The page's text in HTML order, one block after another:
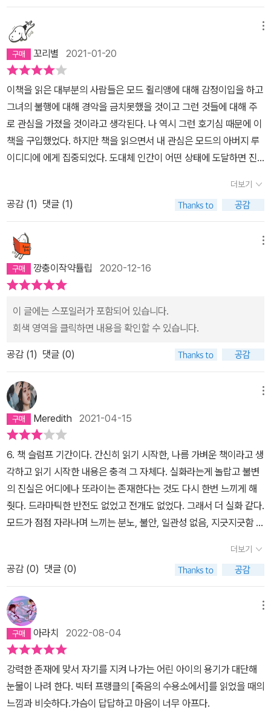
가면서도 인격이 형성되지도 않은 어린 시절에 아버지가 구축한한 세
계 안에 갖혀 삶을 박탈 당한 주인공 '모드'의 삶이 너무나 안타깝게
느껴졌다. '나는 아버지를 실망시키지 않기 위해서 수없이 많은 나 자
신의 결점들과 싸운다.' (P. 38)'진짜 슬픔은 다른 데 있다. 아무도 모
르게, 나는 초라한 삶을 동경한다. 나는 아버지를 배신한 딸이다.' (P.
183) 인간은 인간이기 때문에 필연적으로 유토피아를 꿈꿀 수 밖에
없다. 인간은 현재의 삶을 딛고 더 나은 삶을 꿈꾸는 존재이기 때문이
다. 유토피아는 부조리한 현실에 대한 대안으로서 바람직한 사회나
미래에 달성해야 할 모델이 되는 것이다. 이런 의미에서 유토피아니
즘은 기본적으로 희망의 철학이다. 하지만 사회구성원 모두가 동의하
는 유토피아는 존재할 수 없다는 점에서 유토피아는 절망을 내포하는
것이기도 하다. 특정 개인이나 집단이 자신이 주장하는 유토피아를
아로 변질될 수 있다. 누군가 바람직한 미래가 무엇인지에 대한 자신
의 생각을 그것을 거부하는 타인에게 강요할 때 비극이 시작되는 것
이다. 모드는 절대적인 아버지가 구축한 좁고 빈틈없는 세계 안에서
앞에서 아무런 의지와 생각 없이 지체없이 땅에 구멍을 파야하는 나
스로를 학대할 때 언제, 얼마동안 자신에게 벌을 줄 것인지 밖에 없었
다.하지만 이러한 절망적 상황 속에서도 삶은 유지될 수 있었다. 인간
적인 삶이 불가능한 척박한 환경 속에서도 모드의 영혼은 잠식 당하
적인 인간관계를 맺고 유지하는게 불가능한 상황... 그 텅빈 침묵 속에
서 모드는 동물들에게서 놀라운 위안을 얻는다. 인간적인 교류와 유
대관계는 없었지만 모드는 절망적인 유년기 동안 자신과 함께했던
개, 조랑말, 오리와 조건 없는 사랑을 주고 받았다. 또한, 책과 음악을
통해 아버지가 구축한 세계에 대항할 수 있는 길을 발견했다. <몬테
크리스토 백작>의 에드몽 당테스와 <변신>의 그레고리 잠자, 도스토
예프스키의 <지하로부터의 수기>를 읽고 용기를 얻었고, 리스트의 <
헝가리 랩소디>를 들으며 다른 세상을 꿈꿨다. 절망적 환경 속에서도
인간은 사랑과 무한한 상상력을 통해 인간성의 회복과 자유를 지향할
삶은 예측불가능한 정글과도 같다. 정글은 인간의 인식의 영역을 넘
어서는 거대한 세계이자 인간을 구속하고 제약하는 현실이다. 인간은
삶과 죽음을 모두 포용하고 있는 정글에서 절대 벗어날 수 없다. 인간
이라는 존재 자체가 불완전하고 불안정한 환경 속에 놓여있기 때문이
다. 하지만, 인간은 두려움과 공포에 휩싸여 절망 속에서만 머무르진
않는다. 때론 환경에 순응하고 적응하면서, 또 때론 맞서 싸우고 극복
하면서 삶을 이어 나간다. 정글과 같은 삶을 살아가며 피할 수 없는 상
실과 결핍, 아픔들은 자연스럽게 삶의 한 부분으로 녹아 든다. 인생을
살아가는 간다는 것은 어쩌면 조금씩 퇴보하고 소멸해가는 과정인지
도 모른다. 하지만 인간이 죽음을 예정하고 있는 유한한 존재라는 것
전히 여섯 살, 자신을 지키지 못하는 여섯 살이다.그렇지만 모드는 성
장한다. 그런 지옥 같은 곳에서도 꿈을 꾼다. 꿈을 꾸고 글을 쓰고, 악
기를 연주한다. 모드를 견디게 한 것은, 조건 없는 사랑을 준 강아지
린다와 늙은 말 아르튀르와 오리 피투. 그리고 모드를 품어 주고 사랑
을 주고받은 동물들과 책 속의 등장인물들이다.별거 없다. 맛있는 걸
먹고, 사랑하는 사람들과 마음을 주고받으며, 간혹 상처도 받지만 돌
아올 곳 집이 있는 사람들. 그래서 그들은 살아간다. 어린 시절 보호받
았던 기억들, 행복했던 그 시절이 나이 들어 지치고 힘들 때 안식처가
지 않을까. 모드에겐 돌아 갈 곳도, 마음의 안식처도 없다. 지옥에서
빠져 나온 것. 세상이 아무리 차갑고 냉혹해도 내 부모만큼이지 않을
것. 돌아갈 곳도 치유할 만한 추억도 없는 모드를 지켜준 건 동물들과
낯선 이들의 선함이다.“인간은 더 없이 사악하고, 세상은 더 없이 위
험하다”라며 철책을 두르고 아내와 모드를 가둔 아버지는 그 누구보
다 모드에게 사악하고 위험한 존재다. 그런 아버지에게 첫 번째로 사
육당한 어머니는 모드와 연대하며 탈출하기 보단, 아버지의 공범자가
된다.지옥같은 나치 수용소에 대한 기록이나 소설들이 많다. 그 이야
기 속 주인공들은 하나같이 모드처럼 훈련을 받고 세상에 무심한 듯
우려 노력했고, 마지막까지 가족과 삶에 대한 사랑을 놓지 않았고, 무
수한 아름다음 추억들을 붙잡아 잠들고 꿈꿨다. 그렇게 지옥 같은 수
용소에서의 하루 하루를 이겨냈다.반대로 모드는 그 지옥같은 집에서
탈출하며 하루하루를 새롭게 살아가며, 그 밝음으로 과거의 어린 시
절 상처를 치유하는 중이다. 여전히 시간에 맞춰 벌떡 일어나고, 식은
땀을 흘리며 악몽을 꾸지만, 타인들을 치유하고 같이 공감하며 조금
씩 나아가고 있는 중. 모드의 영혼은 누군가의 글귀처럼 강철날개를
가지고 날아가고 있다.(작가분은 1957년생 붉은닭띠다)
모든 것이 만약을 위한 훈련이라는 태도에 정말 화가 났습니다. 아이
에게 가해지는 다른이들의 폭력, 폭행, 성폭행 까지도 외면하는 부모
라니. 그 모든 시기를 이겨 내고 탈출하여 자신의 이야기를 쓴 작가라
는 설명을 읽고도 너무 힘든 시간이었습니다.모드를 살게 하고, 버티
게 해준 동물들이 없었다면 아마 생을 포기했을 것 같습니다.
꼬리별 2021-01-20
이책을 읽은 대부분의 사람들은 모드 쥘리앵에 대해 감정이입을 하고
그녀의 불행에 대해 경악을 금치못했을 것이고 그런 것들에 대해 주
로 관심을 가졌을 것이라고 생각된다. 나 역시 그런 호기심 때문에 이
책을 구입했었다. 하지만 책을 읽으면서 내 관심은 모드의 아버지 루
이디디에 에게 집중되었다. 도대체 인간이 어떤 상태에 도달하면 진
디에에게 면죄부를 주고 싶은 생각은 없지만 아무튼 나는 그가 어떤
사람인가가 무척 궁금했다.루이 디디에는 1902년에 태어났고 몰인
정한 아버지 밑에서 자랐다. 열두살에 닥친 1차세계대전 동안에 두려
움과 굶주림을 겪었고 이후에는 사업에 성공해큰돈을 벌었지만 다시
닥친 2차 세계대전으로 나치독일의 힘앞에 심한 공포와 직접겪진 않
았지만 나치수용소의 비극으로 지우지 못할 상처를 가지게 됬다. 세
상에 여러번 실망했고 여러번 배신당했다.프리메이슨의 교리를 받아
들여 고위간부로 활동하면서 이 세상이 타락했고 어두운 힘의 먹이가
되어버렸다는 영적 관점을 지니게 됬다. 그래서 그는 인류를 일으켜
원대한 계획을 세우게 된다. 그가 딸에게 세뇌시켰던 말은 '인간은 더
없이 사악하고 , 세상은 더없이 위험하다. 이땅은 나약함과 비겁함으
로 인해 쉽게 배신자가 되는 나약하고 비겁한자들로 가득차 있다''절
대절대절대 아무도 믿어서는 안된다. 어떤것이 너를 위한 일인지 말
해줄 사람은 세상에 나 하나 뿐이다. 내가 하라는 대로만 하면 세상을
론들이 뒤섞여 횡설수설하기도 했다. 써놓고 보니 이단종교의 교주가
떠오르기도 한다.그는 딸이 나약한 인간이 되는것을 극도로 싫어 했
는데 , 자신은 그누구보다도 정신적으로 나약한 인간이지 않았나 하
는 생각이 든다. 스스로는 인간들에게도 세상에서도 따뜻함이나 희망
을 찾아낼수 없었고 결국 초인적인 딸을 키워 혼탁한 세상을 구하겠
다는 과대망상을 함으로써 삶의 의미를 찾았고, 자신이 아는 잔혹한
세상에서 살아남도록 어린딸을 학대하는 혹독한 훈련만이 올바른 길
었다. 왜 자신의 삶이 메마르고 ,끝이 보이지 않는, 자비없는, 똑같은
나날인지 이해하지도 못하고 생각해볼수도 없고 질문을 할수도 없어
괴롭고, 아버지 목소리만 들어도 피가 얼어붙을 것같이 무섭고, 아버
지가 바라는 우월한 존재가 되지 못할것 같아서 늘 죄책감에 시달린
다. 그러나 사소하고 은밀한 저항으로 아버지의 엄포가 거짓임을 확
인해 보기도 하고, 아버지가 자신의 정신을 조사할때 마음속 경보를
울려 방어하는 법도 터득한다, 또한 사랑이 없는 메마른 삶속에 한줄
더보기
공감 (1) 댓글 (1)
깡충이작약튤립 2020-12-16
이 글에는 스포일러가 포함되어 있습니다.
회색 영역을 클릭하면 내용을 확인할 수 있습니다.
공감 (1) 댓글 (0)
Meredith 2021-04-15
6. 책 슬럼프 기간이다. 간신히 읽기 시작한, 나름 가벼운 책이라고 생
각하고 읽기 시작한 내용은 충격 그 자체다. 실화라는게 놀랍고 불변
의 진실은 어디에나 또라이는 존재한다는 것도 다시 한번 느끼게 해
줫다. 드라마틱한 반전도 없었고 전개도 없었다. 그래서 더 실화 같다.
모드가 점점 자라나며 느끼는 분노, 불안, 일관성 없음, 지긋지긋함 등
었다. 정말 대단한건 태어날 때부터 이렇게 자란 아이가 어떻게 부모
이게 대항하여 자유를 찾는 사람이 된건지. 놀랍기만 하다.
더보기
공감 (0) 댓글 (0)
아라치 2022-08-04
강력한 존재에 맞서 자기를 지켜 나가는 어린 아이의 용기가 대단해
눈물이 나려 한다. 빅터 프랭클의 [죽음의 수용소에서]를 읽었을 때의
느낌과 비슷하다.가슴이 답답하고 마음이 너무 아프다.